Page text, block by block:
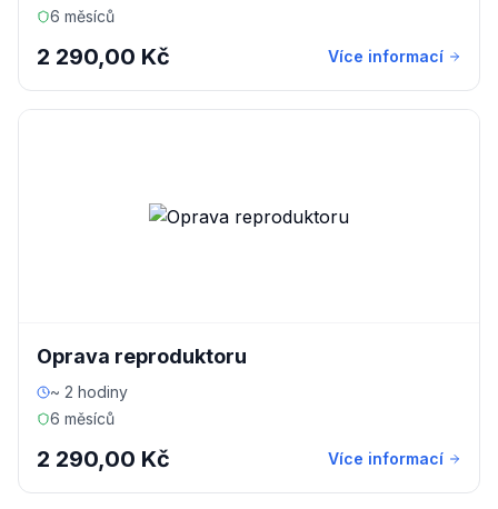
6 měsíců
2 290,00 Kč Více informací
Oprava reproduktoru
~ 2 hodiny
6 měsíců
2 290,00 Kč Více informací